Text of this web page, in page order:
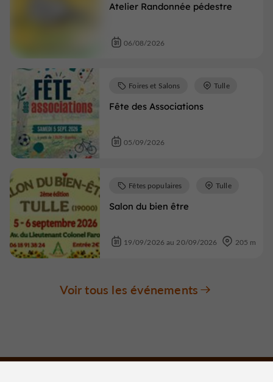
Atelier Randonnée pédestre
06/08/2026
Fête des Associations
Foires et Salons Tulle
05/09/2026
Salon du bien être
Fêtes populaires Tulle
19/09/2026 au 20/09/2026 205 m
Voir tous les événements